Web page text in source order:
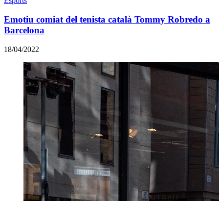
Emotiu comiat del tenista català Tommy Robredo a
Barcelona
18/04/2022